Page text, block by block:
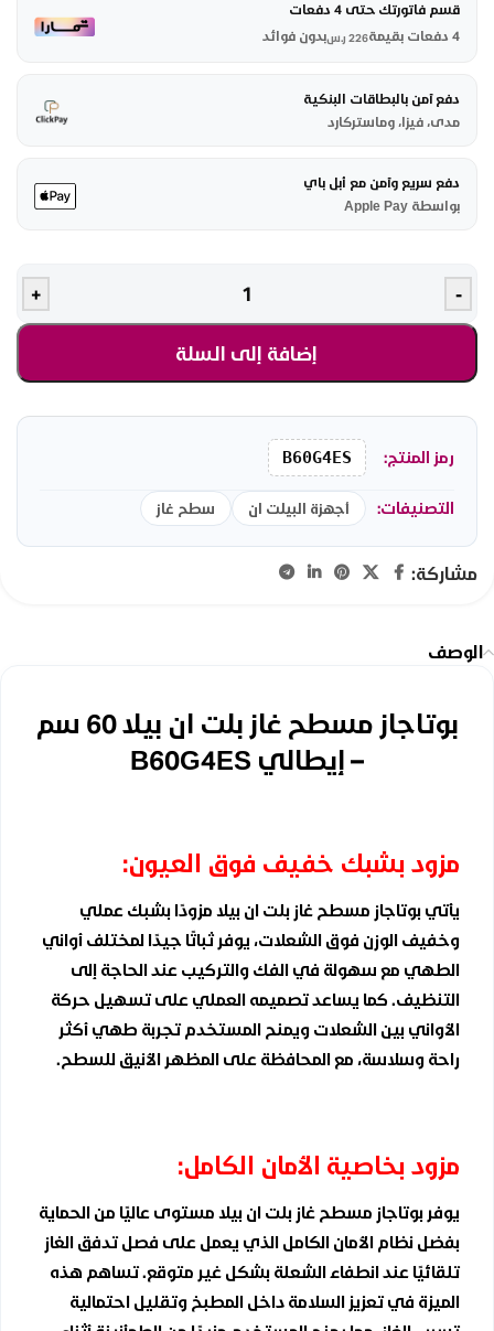
قسم فاتورتك حتى 4 دفعات
4 دفعات بقيمة
226 ر.سبدون فوائد
دفع آمن بالبطاقات البنكية
مدى، فيزا، وماستركارد
دفع سريع وآمن مع أبل باي
بواسطة Apple Pay
-
+
إضافة إلى السلة
رمز المنتج: B60G4ES
التصنيفات: أجهزة البيلت ان سطح غاز
مشاركة:
الوصف
بوتاجاز مسطح غاز بلت ان بيلا 60 سم
– إيطالي B60G4ES
مزود بشبك خفيف فوق العيون:
يأتي بوتاجاز مسطح غاز بلت ان بيلا مزودًا بشبك عملي
وخفيف الوزن فوق الشعلات، يوفر ثباتًا جيدًا لمختلف أواني
الطهي مع سهولة في الفك والتركيب عند الحاجة إلى
التنظيف. كما يساعد تصميمه العملي على تسهيل حركة
الأواني بين الشعلات ويمنح المستخدم تجربة طهي أكثر
راحة وسلاسة، مع المحافظة على المظهر الأنيق للسطح.
مزود بخاصية الأمان الكامل:
يوفر بوتاجاز مسطح غاز بلت ان بيلا مستوى عاليًا من الحماية
بفضل نظام الأمان الكامل الذي يعمل على فصل تدفق الغاز
تلقائيًا عند انطفاء الشعلة بشكل غير متوقع. تساهم هذه
الميزة في تعزيز السلامة داخل المطبخ وتقليل احتمالية